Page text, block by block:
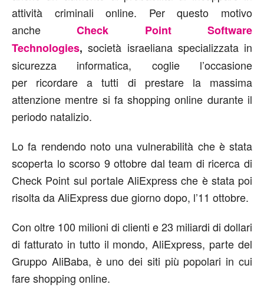
attività criminali online. Per questo motivo
ancheCheck Point Software
Technologies,società israeliana specializzata in
sicurezza informatica, coglie l’occasione
per ricordare a tutti di prestare la massima
attenzione mentre si fa shopping online durante il
periodo natalizio.
Lo fa rendendo noto una vulnerabilità che è stata
scoperta lo scorso 9 ottobre dal team di ricerca di
Check Point sul portale AliExpress che è stata poi
risolta da AliExpress due giorno dopo, l’11 ottobre.
Con oltre 100 milioni di clienti e 23 miliardi di dollari
di fatturato in tutto il mondo, AliExpress, parte del
Gruppo AliBaba, è uno dei siti più popolari in cui
fare shopping online.